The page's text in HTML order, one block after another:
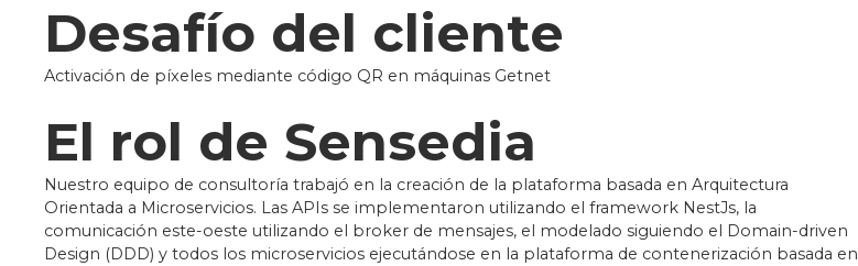
Desafío del cliente
Activación de píxeles mediante código QR en máquinas Getnet
El rol de Sensedia
Nuestro equipo de consultoría trabajó en la creación de la plataforma basada en Arquitectura
Orientada a Microservicios. Las APIs se implementaron utilizando el framework NestJs, la
comunicación este-oeste utilizando el broker de mensajes, el modelado siguiendo el Domain-driven
Design (DDD) y todos los microservicios ejecutándose en la plataforma de contenerización basada en